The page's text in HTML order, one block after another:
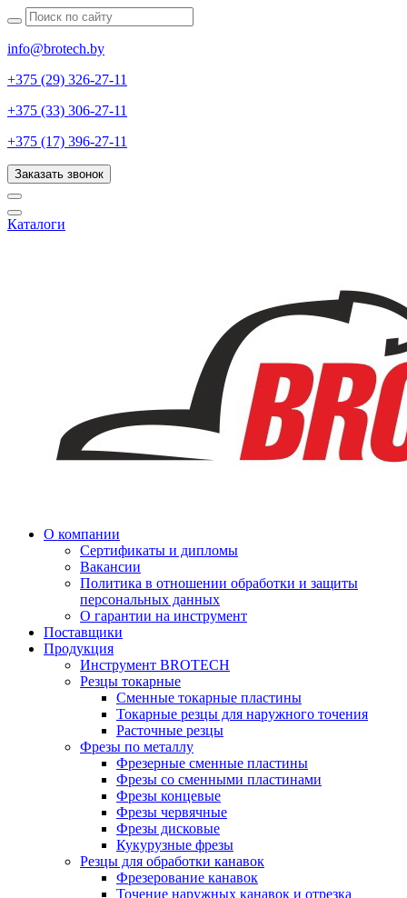
info@brotech.by
+375 (29) 326-27-11
+375 (33) 306-27-11
+375 (17) 396-27-11
Заказать звонок
Каталоги
О компании
Сертификаты и дипломы
Вакансии
Политика в отношении обработки и защиты
персональных данных
О гарантии на инструмент
Поставщики
Продукция
Инструмент BROTECH
Резцы токарные
Сменные токарные пластины
Токарные резцы для наружного точения
Расточные резцы
Фрезы по металлу
Фрезерные сменные пластины
Фрезы со сменными пластинами
Фрезы концевые
Фрезы червячные
Фрезы дисковые
Кукурузные фрезы
Резцы для обработки канавок
Фрезерование канавок
Точение наружных канавок и отрезка